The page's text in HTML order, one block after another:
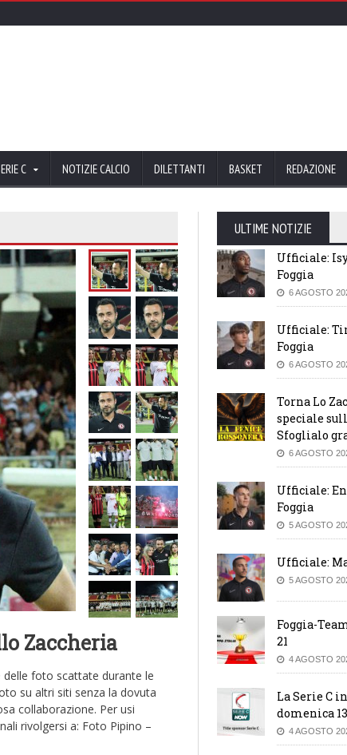
C NOTIZIE CALCIO DILETTANTI BASKET REDAZIONE
Zaccheria
delle foto scattate durante le
su altri siti senza la dovuta
collaborazione. Per usi
rivolgersi a: Foto Pipino –
ULTIME NOTIZIE
Ufficiale:
Foggia
6 AGOSTO
Ufficiale:
Foggia
6 AGOSTO
Torna Lo
speciale
Sfoglialo
6 AGOSTO
Ufficiale:
Foggia
5 AGOSTO
Ufficiale:
5 AGOSTO
Foggia-
21
4 AGOSTO
La Serie C
domenica
4 AGOSTO